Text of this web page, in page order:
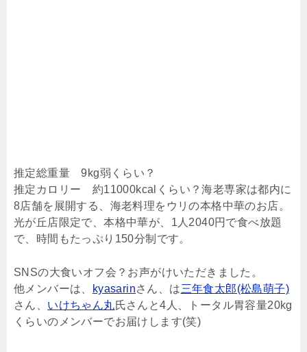
推定総重量 9kg弱くらい？
推定カロリー 約11000kcalくらい？海老専家は都内に
8店舗を展開する、海老料理をウリの本格中華のお店。
光が丘店限定で、本格中華が、1人2040円で食べ放題
で、時間もたっぷり150分制です。
SNSの大食いオフ会？お声がけいただきました。
他メンバーは、
kyasarinさん、は三年食太郎(松島萌子)
さん、 いけちゃん丸氏さんと4人、トータル胃容量20kg
くらいのメンバーでお届けします(笑)